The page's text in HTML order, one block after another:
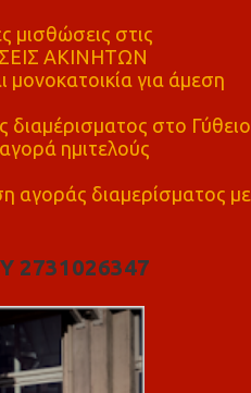
μισθώσεις στις
ΑΚΙΝΗΤΩΝ
μονοκατοικία για άμεση
στο Γύθειο
ημιτελούς
αγοράς διαμερίσματος με